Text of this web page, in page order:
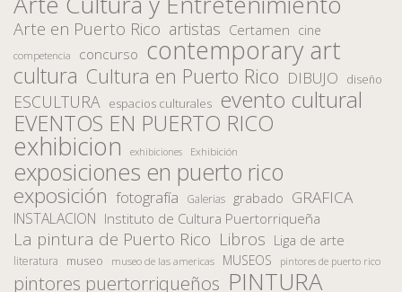
Arte en Puerto Rico artistas Certamen cine
competencia concurso contemporary art
cultura Cultura en Puerto Rico DIBUJO diseño
ESCULTURA espacios culturales evento cultural
EVENTOS EN PUERTO RICO
exhibicion exhibiciones Exhibición
exposiciones en puerto rico
exposición fotografía Galerias grabado GRAFICA
INSTALACION Instituto de Cultura Puertorriqueña
La pintura de Puerto Rico Libros Liga de arte
literatura museo museo de las americas MUSEOS pintores de puerto rico
pintores puertorriqueños PINTURA